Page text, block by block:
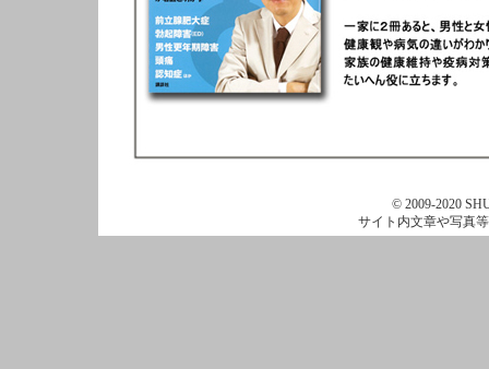
© 2009-2020
サイト内文章や写真